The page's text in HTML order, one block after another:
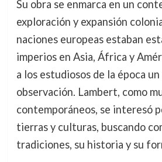
Su obra se enmarca en un
exploración y expansión
naciones europeas estaban
imperios en Asia, África y
a los estudiosos de la época
observación. Lambert, como
contemporáneos, se interesó
tierras y culturas, buscando
tradiciones, su historia y su